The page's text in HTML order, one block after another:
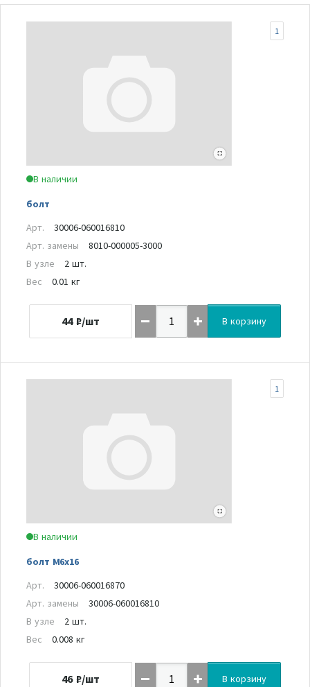
В наличии
болт
1
Арт.
30006-060016810
Арт. замены
8010-000005-3000
В узле
2 шт.
Вес
0.01 кг
44 ₽/шт В корзину
В наличии
болт M6x16
1
Арт.
30006-060016870
Арт. замены
30006-060016810
В узле
2 шт.
Вес
0.008 кг
46 ₽/шт В корзину